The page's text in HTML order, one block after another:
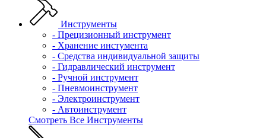
Инструменты
- Прецизионный инструмент
- Хранение инстумента
- Средства индивидуальной защиты
- Гидравлический инструмент
- Ручной инструмент
- Пневмоинструмент
- Электроинструмент
- Автоинструмент
Смотреть Все Инструменты